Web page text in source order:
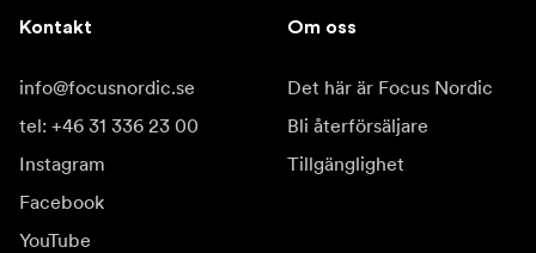
Kontakt
info@focusnordic.se
tel: +46 31 336 23 00
Instagram
Facebook
YouTube
Om oss
Det här är Focus Nordic
Bli återförsäljare
Tillgänglighet